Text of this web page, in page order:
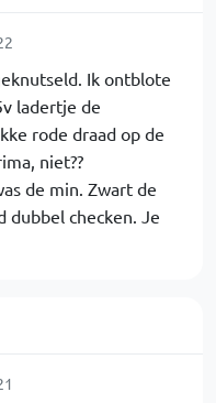
Ik ontblote
ladertje de
rode draad op de
niet??
de min. Zwart de
dubbel checken. Je